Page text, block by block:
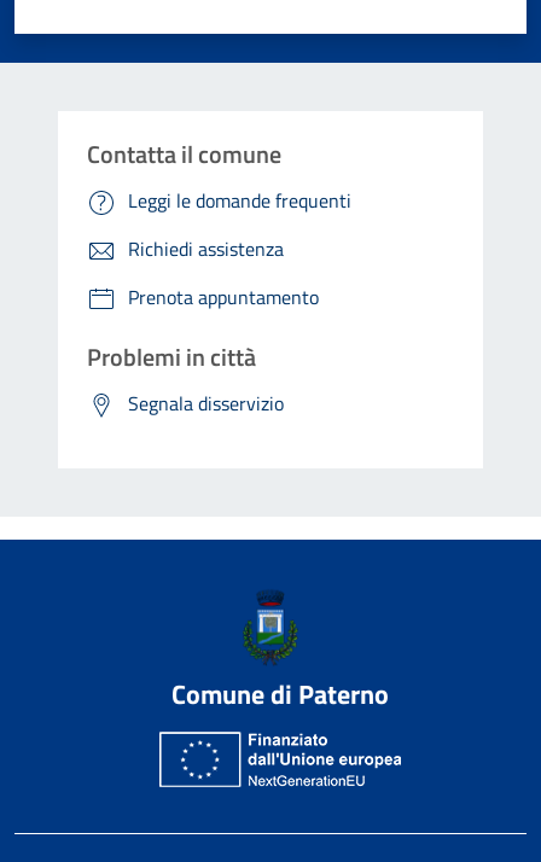
Contatta il comune
Leggi le domande frequenti
Richiedi assistenza
Prenota appuntamento
Problemi in città
Segnala disservizio
Comune di Paterno